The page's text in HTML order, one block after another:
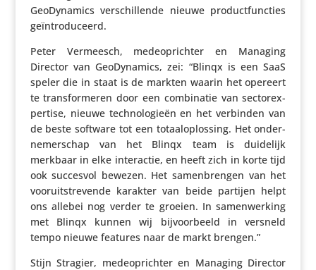
GeoDy­na­mics verschil­lende nieuwe product­func­ties
geïntroduceerd.
Peter Vermeesch, mede­op­richter en Managing
Director van GeoDy­na­mics, zei: “Blinqx is een SaaS
speler die in staat is de markten waarin het opereert
te trans­for­meren door een combi­natie van sector­ex­
per­tise, nieuwe tech­no­lo­gieën en het verbinden van
de beste software tot een totaal­op­los­sing. Het onder­
ne­mer­schap van het Blinqx team is duidelijk
merkbaar in elke inter­actie, en heeft zich in korte tijd
ook succesvol bewezen. Het samen­brengen van het
voor­uit­stre­vende karakter van beide partijen helpt
ons allebei nog verder te groeien. In samen­wer­king
met Blinqx kunnen wij bijvoor­beeld in versneld
tempo nieuwe features naar de markt brengen.”
Stijn Stragier, mede­op­richter en Managing Director